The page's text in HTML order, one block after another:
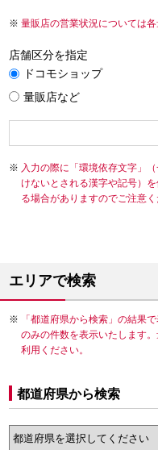
量販店の営業状況については各
店舗区分を指定
ドコモショップ
量販店など
入力の際に「環境依存文字」
けないとされる漢字や記号）
る場合がありますのでご注意く
エリアで検索
「都道府県から検索」の結果
のみの件数を表示いたします
利用ください。
都道府県から検索